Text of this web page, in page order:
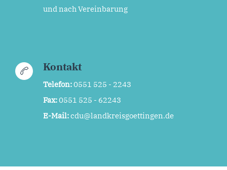
und nach Vereinbarung
Kontakt
Telefon:0551 525 - 2243
Fax:0551 525 - 62243
E-Mail:cdu@landkreisgoettingen.de